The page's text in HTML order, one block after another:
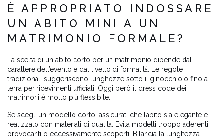
È APPROPRIATO INDOSSARE
UN ABITO MINI A UN
MATRIMONIO FORMALE?
La scelta di un abito corto per un matrimonio dipende dal
carattere dell’evento e dal livello di formalità. Le regole
tradizionali suggeriscono lunghezze sotto il ginocchio o fino a
terra per ricevimenti ufficiali. Oggi però il dress code dei
matrimoni è molto più flessibile.
Se scegli un modello corto, assicurati che l’abito sia elegante e
realizzato con materiali di qualità. Evita modelli troppo aderenti,
provocanti o eccessivamente scoperti. Bilancia la lunghezza